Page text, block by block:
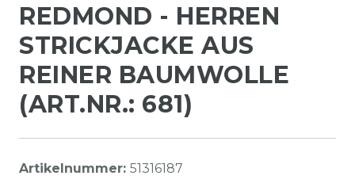
REDMOND - HERREN
STRICKJACKE AUS
REINER BAUMWOLLE
(ART.NR.: 681)
Artikelnummer: 51316187